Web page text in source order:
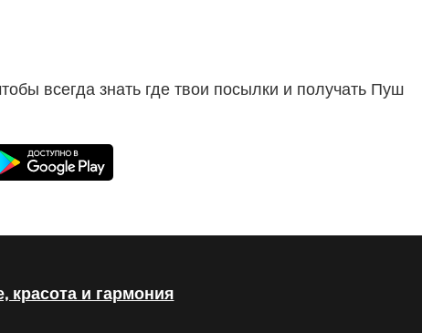
всегда знать где твои посылки и получать Пуш
красота и гармония